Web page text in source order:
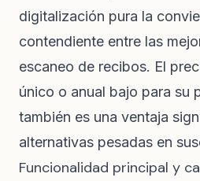
digitalización pura la
contendiente entre las
escaneo de recibos. El
único o anual bajo para su
también es una ventaja
alternativas pesadas en
Funcionalidad principal y